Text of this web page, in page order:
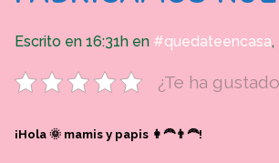
Escrito en 16:31h en #quedateencasa,
¿Te ha
¡Hola 🌞 mamis y papis 👩‍🦰👨‍🦰!